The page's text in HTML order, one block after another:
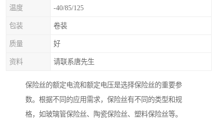
温度 -40/85/125
包装 卷装
质量 好
资料 请联系唐先生
保险丝的额定电流和额定电压是选择保险丝的重要参
数。根据不同的应用需求，保险丝有不同的类型和规
格，如玻璃管保险丝、陶瓷保险丝、塑料保险丝等。